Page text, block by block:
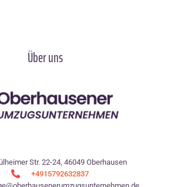
Über uns
Str. 22-24, 46049 Oberhausen
+4915792632837